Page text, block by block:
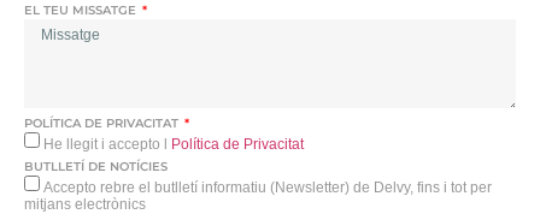
EL TEU MISSATGE
POLÍTICA DE PRIVACITAT
He llegit i accepto l Política de Privacitat
BUTLLETÍ DE NOTÍCIES
Accepto rebre el butlletí informatiu (Newsletter) de Delvy, fins i tot per
mitjans electrònics